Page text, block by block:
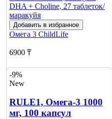
Добавить в избранное
Омега 3 ChildLife
6900 ₸
12100 ₸
Добавить в корзину
-9%
New
RULE1, Омега-3 1000
мг, 100 капсул